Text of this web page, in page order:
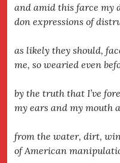
and amid this farce my
don expressions of
as likely they should,
me, so wearied even
by the truth that I’ve
my ears and my mouth
from the water, dirt,
of American